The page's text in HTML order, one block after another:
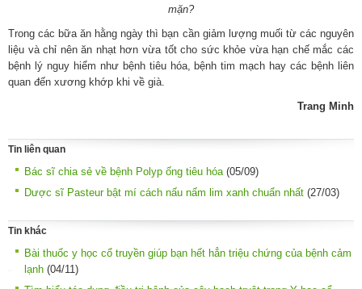
mặn?
Trong các bữa ăn hằng ngày thì bạn cần giảm lượng muối từ các nguyên
liệu và chỉ nên ăn nhạt hơn vừa tốt cho sức khỏe vừa hạn chế mắc các
bệnh lý nguy hiểm như bệnh tiêu hóa, bệnh tim mạch hay các bệnh liên
quan đến xương khớp khi về già.
Trang Minh
Tin liên quan
Bác sĩ chia sẻ về bệnh Polyp ống tiêu hóa(05/09)
Dược sĩ Pasteur bật mí cách nấu nấm lim xanh chuẩn nhất (27/03)
Tin khác
Bài thuốc y học cổ truyền giúp bạn hết hẳn triệu chứng của bệnh cảm
lạnh (04/11)